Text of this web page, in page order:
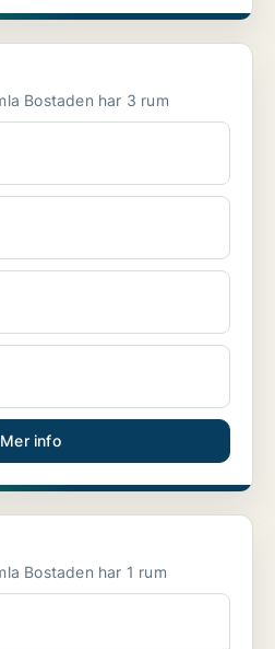
Lägenhet att hyra i Kumla Bostaden har 3 rum
Mer info
Lägenhet att hyra i Kumla Bostaden har 1 rum